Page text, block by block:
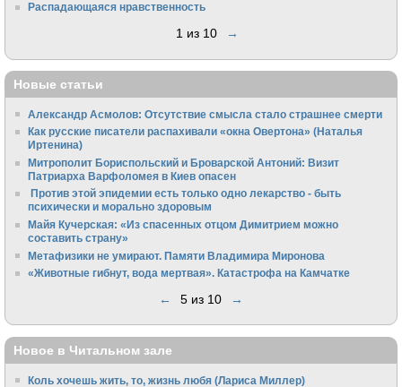
Распадающаяся нравственность
1 из 10 →
Новые статьи
Александр Асмолов: Отсутствие смысла стало страшнее смерти
Как русские писатели распахивали «окна Овертона» (Наталья
Иртенина)
Митрополит Бориспольский и Броварской Антоний: Визит
Патриарха Варфоломея в Киев опасен
Против этой эпидемии есть только одно лекарство - быть
психически и морально здоровым
Майя Кучерская: «Из спасенных отцом Димитрием можно
составить страну»
Метафизики не умирают. Памяти Владимира Миронова
«Животные гибнут, вода мертвая». Катастрофа на Камчатке
← 5 из 10 →
Новое в Читальном зале
Коль хочешь жить, то, жизнь любя (Лариса Миллер)